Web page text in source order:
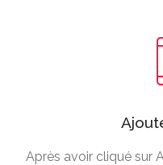
Après avoir cliqué sur